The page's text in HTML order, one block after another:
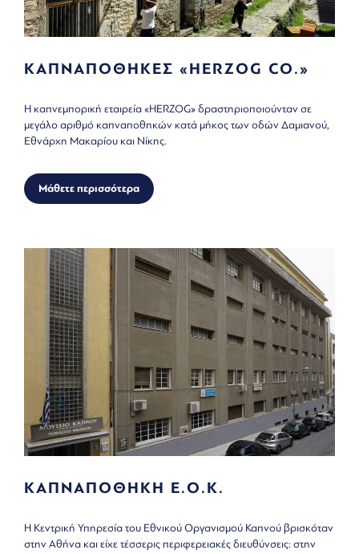
ΚΑΠΝΑΠΟΘΗΚΕΣ «HERZOG CO.»
Η καπνεμπορική εταιρεία «HERZOG» δραστηριοποιούνταν σε
μεγάλο αριθμό καπναποθηκών κατά μήκος των οδών Δαμιανού,
Εθνάρχη Μακαρίου και Νίκης.
Μάθετε περισσότερα
ΚΑΠΝΑΠΟΘΗΚΗ Ε.Ο.Κ.
Η Κεντρική Υπηρεσία του Εθνικού Οργανισμού Καπνού βρισκόταν
στην Αθήνα και είχε τέσσερις περιφερειακές διευθύνσεις: στην